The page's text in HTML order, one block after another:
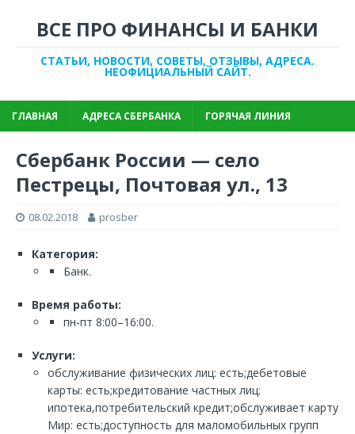
ВСЕ ПРО ФИНАНСЫ И БАНКИ
СТАТЬИ, НОВОСТИ, СОВЕТЫ, ОТЗЫВЫ, АДРЕСА.
НЕОФИЦИАЛЬНЫЙ САЙТ.
ГЛАВНАЯ АДРЕСА СБЕРБАНКА ГОРЯЧАЯ ЛИНИЯ
Сбербанк России — село
Пестрецы, Почтовая ул., 13
08.02.2018 prosber
Категория:
Банк.
Время работы:
пн-пт 8:00–16:00.
Услуги:
обслуживание физических лиц: есть;дебетовые
карты: есть;кредитование частных лиц:
ипотека,потребительский кредит;обслуживает карту
Мир: есть;доступность для маломобильных групп